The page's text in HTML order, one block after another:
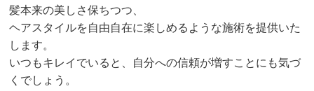
髪本来の美しさ保ちつつ、
ヘアスタイルを自由自在に楽しめるような施術を提供いた
します。
いつもキレイでいると、自分への信頼が増すことにも気づ
くでしょう。